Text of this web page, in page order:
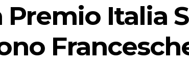
Premio Italia